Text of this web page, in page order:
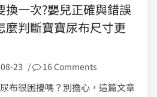
換一次?嬰兒正確與錯誤
麼判斷寶寶尿布尺寸更
23 / 16 Comments
布很困擾嗎？別擔心，這篇文章